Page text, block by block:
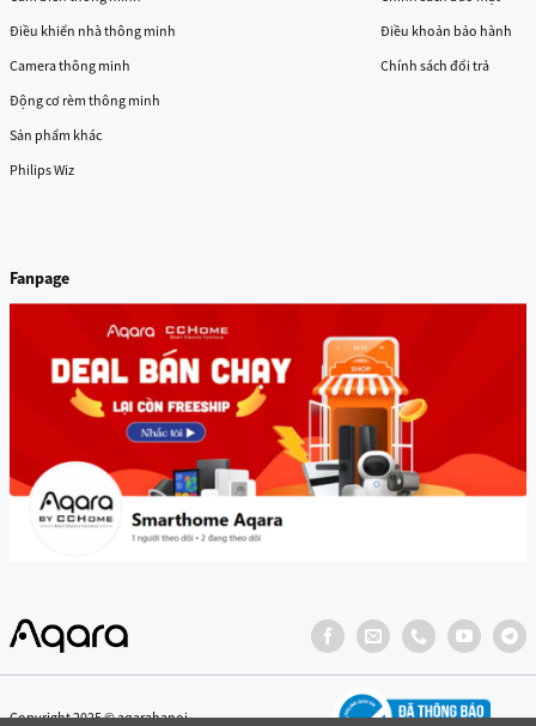
Điều khiển nhà thông minh
Camera thông minh
Động cơ rèm thông minh
Sản phẩm khác
Philips Wiz
Điều khoản bảo hành
Chính sách đổi trả
Fanpage
Copyright 2025 © aqarahanoi